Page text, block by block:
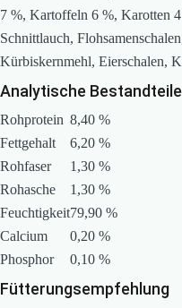
7 %, Kartoffeln 6 %, Karotten
Schnittlauch,
Kürbiskernmehl, Eierschalen,
Analytische Bestandteile
Rohprotein 8,40 %
Fettgehalt
6,20 %
Rohfaser
1,30 %
Rohasche
1,30 %
Feuchtigkeit79,90 %
Calcium
0,20 %
Phosphor
0,10 %
Fütterungsempfehlung